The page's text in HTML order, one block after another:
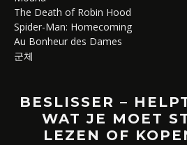
The Death of Robin Hood
Spider-Man: Homecoming
Au Bonheur des Dames
군체
BESLISSER –
WAT JE MOET
LEZEN OF